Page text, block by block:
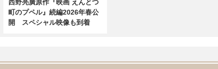
西野亮廣原作『映画 えんとつ
町のプペル』続編2026年春公
開 スペシャル映像も到着